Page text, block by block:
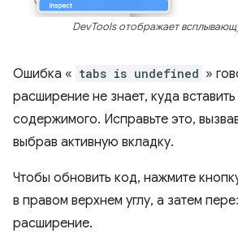
DevTools отображает
Ошибка « tabs is undefined »
расширение не знает, куда
содержимого. Исправьте это,
выбрав активную вкладку.
Чтобы обновить код, нажмите
в правом верхнем углу, а затем
расширение.